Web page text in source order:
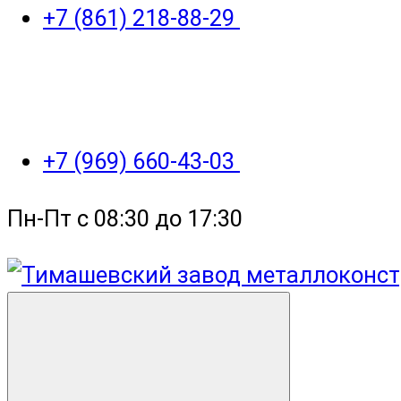
+7 (861) 218-88-29
+7 (969) 660-43-03
Пн-Пт с 08:30 до 17:30